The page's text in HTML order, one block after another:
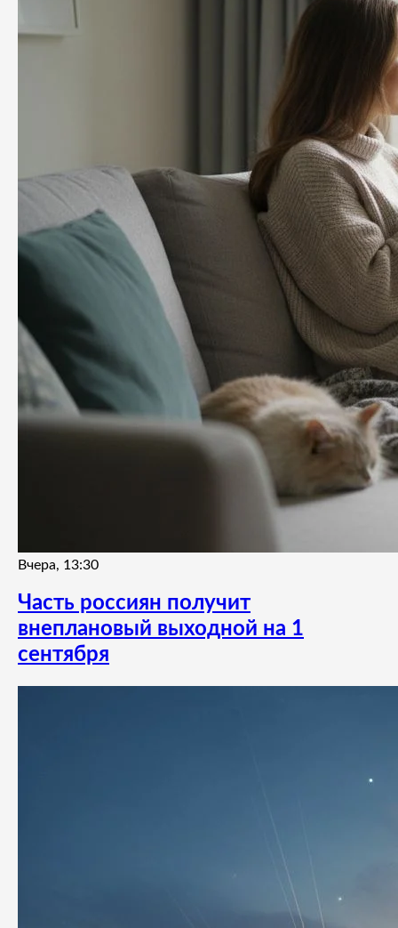
Вчера, 13:30
Часть россиян получит
внеплановый выходной на 1
сентября